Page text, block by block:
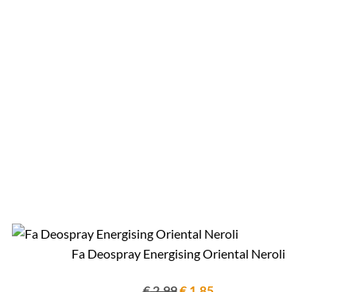
Fa Deospray Energising Oriental Neroli